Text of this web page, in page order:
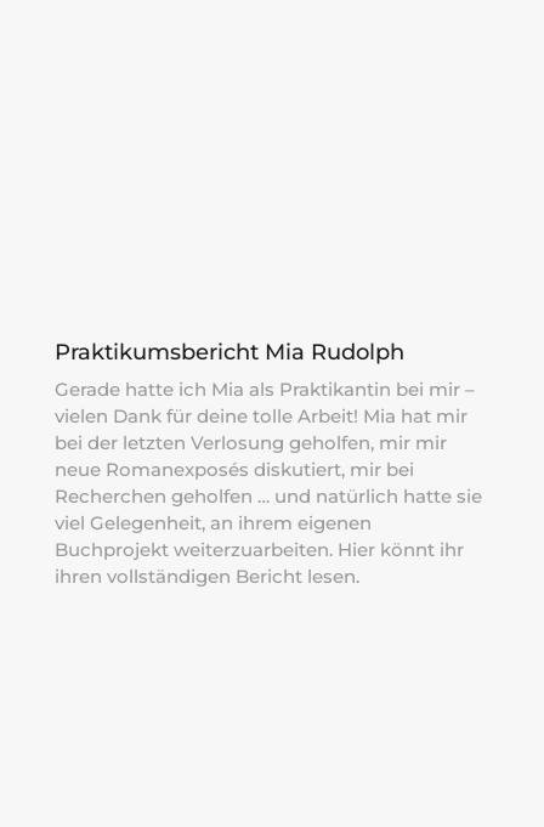
Praktikumsbericht Mia Rudolph
Gerade hatte ich Mia als Praktikantin bei mir –
vielen Dank für deine tolle Arbeit! Mia hat mir
bei der letzten Verlosung geholfen, mir mir
neue Romanexposés diskutiert, mir bei
Recherchen geholfen … und natürlich hatte sie
viel Gelegenheit, an ihrem eigenen
Buchprojekt weiterzuarbeiten. Hier könnt ihr
ihren vollständigen Bericht lesen.